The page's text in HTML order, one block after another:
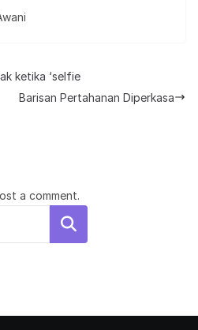
ketika ‘selfie
Barisan Pertahanan Diperkasa
a comment.
Search